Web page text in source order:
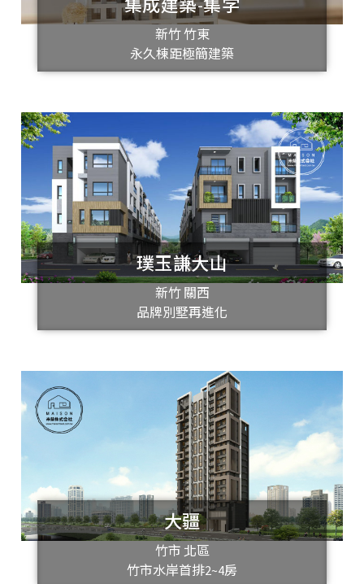
集成建築-集学
新竹 竹東
永久棟距極簡建築
璞玉謙大山
新竹 關西
品牌別墅再進化
大疆
竹市 北區
竹市水岸首排2~4房